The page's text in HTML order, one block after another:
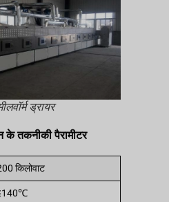
ड्रायर
के तकनीकी पैरामीटर
किलोवाट